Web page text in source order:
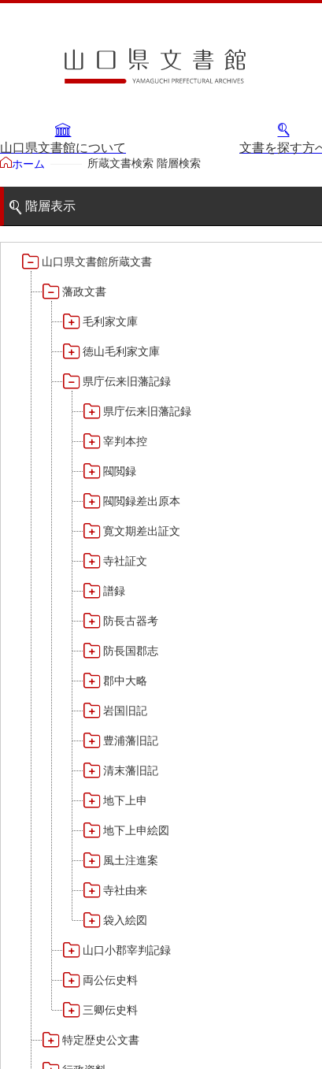
山口県文書館について 文書を探す方
ホーム 所蔵文書検索 階層検索
階層表示
山口県文書館所蔵文書
藩政文書
毛利家文庫
徳山毛利家文庫
県庁伝来旧藩記録
県庁伝来旧藩記録
宰判本控
閥閲録
閥閲録差出原本
寛文期差出証文
寺社証文
譜録
防長古器考
防長国郡志
郡中大略
岩国旧記
豊浦藩旧記
清末藩旧記
地下上申
地下上申絵図
風土注進案
寺社由来
袋入絵図
山口小郡宰判記録
両公伝史料
三卿伝史料
特定歴史公文書